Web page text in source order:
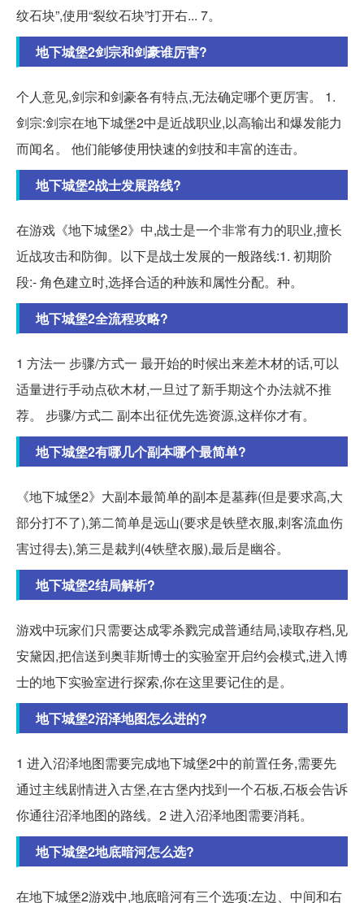
纹石块”,使用“裂纹石块”打开右... 7。
地下城堡2剑宗和剑豪谁厉害?
个人意见,剑宗和剑豪各有特点,无法确定哪个更厉害。 1.
剑宗:剑宗在地下城堡2中是近战职业,以高输出和爆发能力
而闻名。 他们能够使用快速的剑技和丰富的连击。
地下城堡2战士发展路线?
在游戏《地下城堡2》中,战士是一个非常有力的职业,擅长
近战攻击和防御。以下是战士发展的一般路线:1. 初期阶
段:- 角色建立时,选择合适的种族和属性分配。种。
地下城堡2全流程攻略?
1 方法一 步骤/方式一 最开始的时候出来差木材的话,可以
适量进行手动点砍木材,一旦过了新手期这个办法就不推
荐。 步骤/方式二 副本出征优先选资源,这样你才有。
地下城堡2有哪几个副本哪个最简单?
《地下城堡2》大副本最简单的副本是墓葬(但是要求高,大
部分打不了),第二简单是远山(要求是铁壁衣服,刺客流血伤
害过得去),第三是裁判(4铁壁衣服),最后是幽谷。
地下城堡2结局解析?
游戏中玩家们只需要达成零杀戮完成普通结局,读取存档,见
安黛因,把信送到奥菲斯博士的实验室开启约会模式,进入博
士的地下实验室进行探索,你在这里要记住的是。
地下城堡2沼泽地图怎么进的?
1 进入沼泽地图需要完成地下城堡2中的前置任务,需要先
通过主线剧情进入古堡,在古堡内找到一个石板,石板会告诉
你通往沼泽地图的路线。2 进入沼泽地图需要消耗。
地下城堡2地底暗河怎么选?
在地下城堡2游戏中,地底暗河有三个选项:左边、中间和右